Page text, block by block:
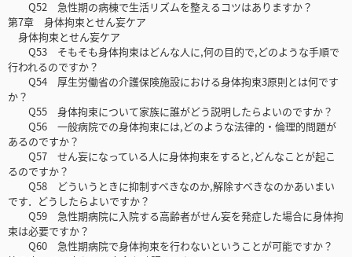
Q52 急性期の病棟で生活リズムを整えるコツはありますか？
第7章 身体拘束とせん妄ケア
身体拘束とせん妄ケア
Q53 そもそも身体拘束はどんな人に,何の目的で,どのような手順で
行われるのですか？
Q54 厚生労働省の介護保険施設における身体拘束3原則とは何です
か？
Q55 身体拘束について家族に誰がどう説明したらよいのですか？
Q56 一般病院での身体拘束には,どのような法律的・倫理的問題が
あるのですか？
Q57 せん妄になっている人に身体拘束をすると,どんなことが起こ
るのですか？
Q58 どういうときに抑制すべきなのか,解除すべきなのかあいまい
です．どうしたらよいですか？
Q59 急性期病院に入院する高齢者がせん妄を発症した場合に身体拘
束は必要ですか？
Q60 急性期病院で身体拘束を行わないということが可能ですか？